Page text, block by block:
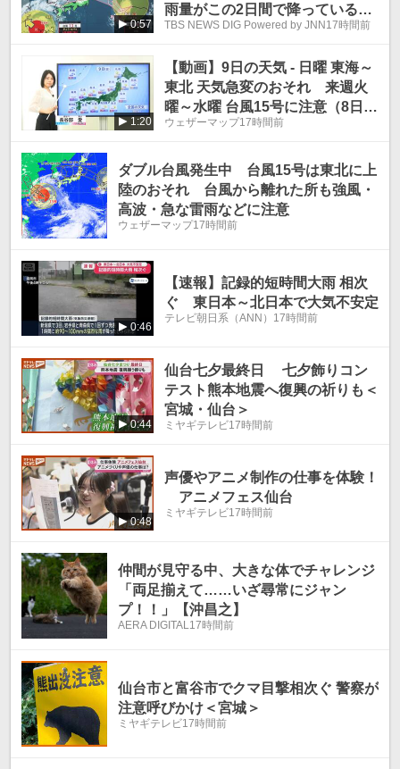
0:57
雨量がこの2日間で降っていると
ころも 台風15号 11日から12
れ【予報士解説】
TBS NEWS DIG Powered by JNN17時間前
1:20
【動画】9日の天気 - 日曜 東海～
東北 天気急変のおそれ 来週火
曜～水曜 台風15号に注意（8日1
9時更新）
ウェザーマップ17時間前
ダブル台風発生中 台風15号は東北に上
陸のおそれ 台風から離れた所も強風・
高波・急な雷雨などに注意
ウェザーマップ17時間前
0:46
【速報】記録的短時間大雨 相次
ぐ 東日本～北日本で大気不安定
テレビ朝日系（ANN） 17時間前
0:44
仙台七夕最終日 七夕飾りコン
テスト熊本地震へ復興の祈りも＜
宮城・仙台＞
ミヤギテレビ17時間前
0:48
声優やアニメ制作の仕事を体験！
アニメフェス仙台
ミヤギテレビ17時間前
仲間が見守る中、大きな体でチャレンジ
「両足揃えて……いざ尋常にジャン
プ！！」【沖昌之】
AERA DIGITAL 17時間前
仙台市と富谷市でクマ目撃相次ぐ 警察が
注意呼びかけ＜宮城＞
ミヤギテレビ17時間前